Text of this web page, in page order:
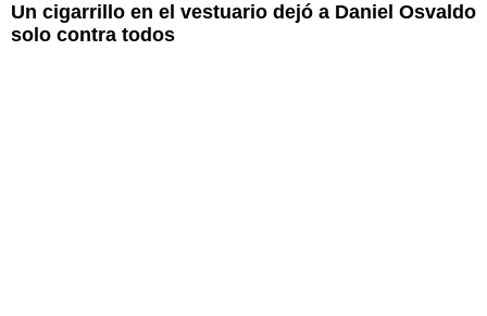
Un cigarrillo en el vestuario dejó a Daniel Osvaldo
solo contra todos